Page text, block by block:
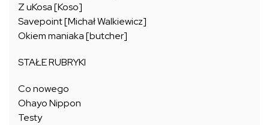
Z uKosa [Koso]
Savepoint [Michał Walkiewicz]
Okiem maniaka [butcher]
STAŁE RUBRYKI
Co nowego
Ohayo Nippon
Testy